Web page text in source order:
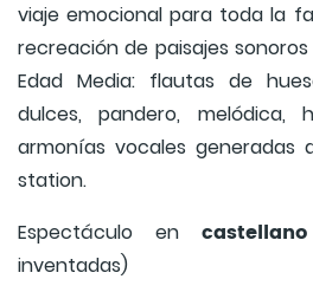
viaje emocional para toda la
recreación de paisajes
Edad Media: flautas de
dulces, pandero, melódica,
armonías vocales
station.
Espectáculo en
inventadas)